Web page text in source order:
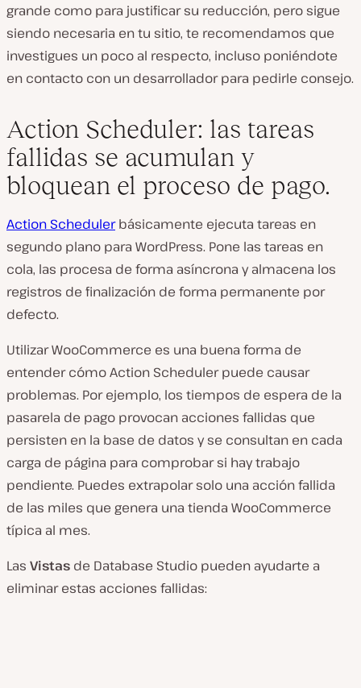
grande como para justificar su reducción, pero sigue
siendo necesaria en tu sitio, te recomendamos que
investigues un poco al respecto, incluso poniéndote
en contacto con un desarrollador para pedirle consejo.
Action Scheduler: las tareas
fallidas se acumulan y
bloquean el proceso de pago.
Action Schedulerbásicamente ejecuta tareas en
segundo plano para WordPress. Pone las tareas en
cola, las procesa de forma asíncrona y almacena los
registros de finalización de forma permanente por
defecto.
Utilizar WooCommerce es una buena forma de
entender cómo Action Scheduler puede causar
problemas. Por ejemplo, los tiempos de espera de la
pasarela de pago provocan acciones fallidas que
persisten en la base de datos y se consultan en cada
carga de página para comprobar si hay trabajo
pendiente. Puedes extrapolar solo una acción fallida
de las miles que genera una tienda WooCommerce
típica al mes.
Las Vistas de Database Studio pueden ayudarte a
eliminar estas acciones fallidas: